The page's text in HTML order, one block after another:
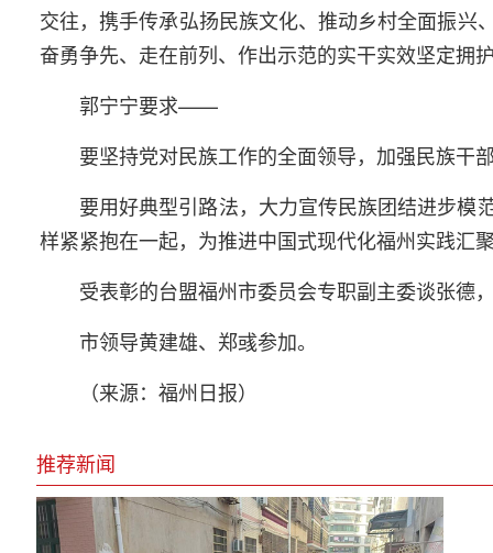
交往，携手传承弘扬民族文化、推动乡村全面振
奋勇争先、走在前列、作出示范的实干实效坚定拥
郭宁宁要求——
要坚持党对民族工作的全面领导，加强民族干
要用好典型引路法，大力宣传民族团结进步模
样紧紧抱在一起，为推进中国式现代化福州实践汇
受表彰的台盟福州市委员会专职副主委谈张德
市领导黄建雄、郑彧参加。
（来源：福州日报）
推荐新闻